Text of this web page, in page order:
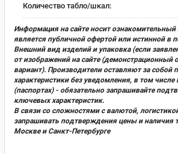
Количество табло/шкал:
Информация на сайте носит ознакомительный
является публичной офертой или истинной в
Внешний вид изделий и упаковка (если
от изображений на сайте (демонстрационный
вариант). Производители оставляют за собой
характеристики без уведомления, в том числе
(паспортах) - обязательно запрашивайте
ключевых характеристик.
В связи со сложностями с валютой,
запрашивать подтверждения цены и наличия
Москве и Санкт-Петербурге